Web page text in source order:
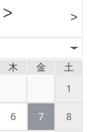
> >
木 金 土
1
6 7 8